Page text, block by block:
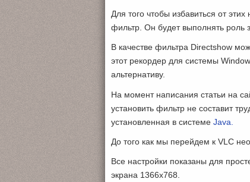
Для того чтобы избавиться от
фильтр. Он будет выполнять роль
В качестве фильтра Directshow
этот рекордер для системы
альтернативу.
На момент написания статьи на
установить фильтр не составит
установленная в системе Java.
До того как мы перейдем к VLC
Все настройки показаны для
экрана 1366х768.